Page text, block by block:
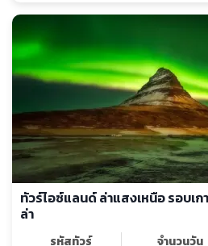
ทัวร์ไอซ์แลนด์ ล่าแสงเหนือ รอบเ
ล่า
รหัสทัวร์
จำนวนวัน